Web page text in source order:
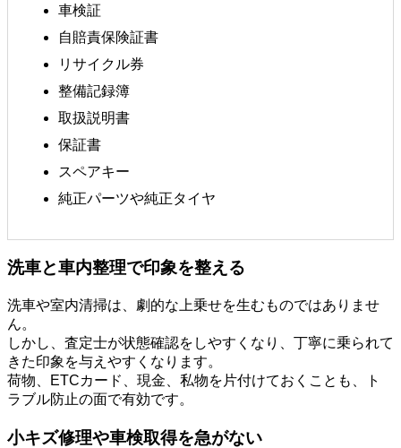
車検証
自賠責保険証書
リサイクル券
整備記録簿
取扱説明書
保証書
スペアキー
純正パーツや純正タイヤ
洗車と車内整理で印象を整える
洗車や室内清掃は、劇的な上乗せを生むものではありませ
ん。
しかし、査定士が状態確認をしやすくなり、丁寧に乗られて
きた印象を与えやすくなります。
荷物、ETCカード、現金、私物を片付けておくことも、ト
ラブル防止の面で有効です。
小キズ修理や車検取得を急がない